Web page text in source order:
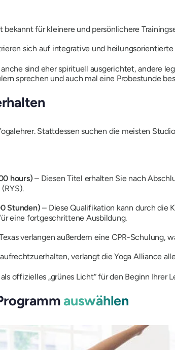
bekannt für kleinere und persönlichere
sich auf integrative und heilungsorientierte
sind eher spirituell ausgerichtet, andere
sprechen und auch mal eine Probestunde
Stattdessen suchen die meisten
hours) – Diesen Titel erhalten Sie nach
Stunden) – Diese Qualifikation kann durch die
eine fortgeschrittene Ausbildung.
verlangen außerdem eine CPR-Schulung,
verlangt die Yoga Alliance
offizielles „grünes Licht“für den Beginn Ihrer
auswählen